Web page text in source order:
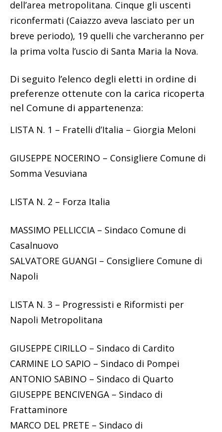
dell’area metropolitana. Cinque gli uscenti
riconfermati (Caiazzo aveva lasciato per un
breve periodo), 19 quelli che varcheranno per
la prima volta l’uscio di Santa Maria la Nova.
Di seguito l’elenco degli eletti in ordine di
preferenze ottenute con la carica ricoperta
nel Comune di appartenenza:
LISTA N. 1 – Fratelli d’Italia – Giorgia Meloni
GIUSEPPE NOCERINO – Consigliere Comune di
Somma Vesuviana
LISTA N. 2 – Forza Italia
MASSIMO PELLICCIA – Sindaco Comune di
Casalnuovo
SALVATORE GUANGI – Consigliere Comune di
Napoli
LISTA N. 3 – Progressisti e Riformisti per
Napoli Metropolitana
GIUSEPPE CIRILLO – Sindaco di Cardito
CARMINE LO SAPIO – Sindaco di Pompei
ANTONIO SABINO – Sindaco di Quarto
GIUSEPPE BENCIVENGA – Sindaco di
Frattaminore
MARCO DEL PRETE – Sindaco di